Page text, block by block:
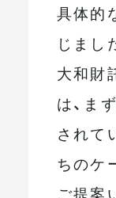
具体的
じまし
大和財
は、ま
されて
ちのケ
ご提案